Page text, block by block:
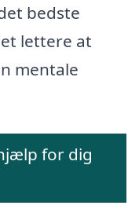
bedste
lettere at
mentale
for dig